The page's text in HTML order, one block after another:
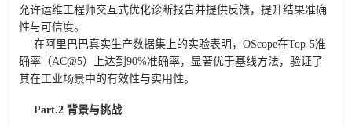
允许运维工程师交互式优化诊断报告并提供反馈，提升结果准确
性与可信度。
在阿里巴巴真实生产数据集上的实验表明，OScope在Top-5准
确率（AC@5）
上达到90%准确率，显著优于基线方法，验证了
其在工业场景中的有效性与实用性。
Part.2背景与挑战